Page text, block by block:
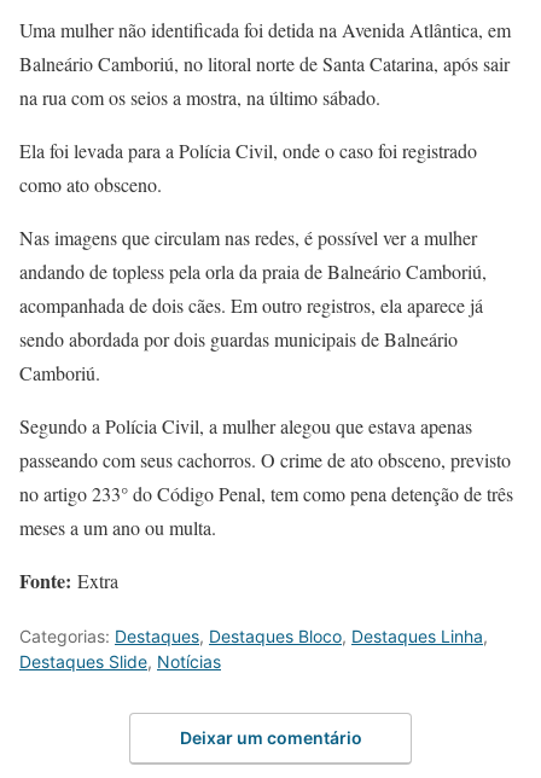
Uma mulher não identificada foi detida na Avenida Atlântica, em
Balneário Camboriú, no litoral norte de Santa Catarina, após sair
na rua com os seios a mostra, na último sábado.
Ela foi levada para a Polícia Civil, onde o caso foi registrado
como ato obsceno.
Nas imagens que circulam nas redes, é possível ver a mulher
andando de topless pela orla da praia de Balneário Camboriú,
acompanhada de dois cães. Em outro registros, ela aparece já
sendo abordada por dois guardas municipais de Balneário
Camboriú.
Segundo a Polícia Civil, a mulher alegou que estava apenas
passeando com seus cachorros. O crime de ato obsceno, previsto
no artigo 233° do Código Penal, tem como pena detenção de três
meses a um ano ou multa.
Fonte: Extra
Categorias: Destaques, Destaques Bloco, Destaques Linha,
Destaques Slide, Notícias
Deixar um comentário